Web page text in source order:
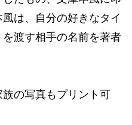
は、自分の好きなタイ
渡す相手の名前を著者
の写真もプリント可